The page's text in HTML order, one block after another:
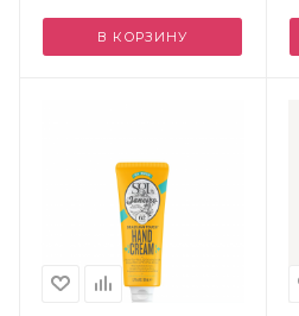
В КОРЗИНУ